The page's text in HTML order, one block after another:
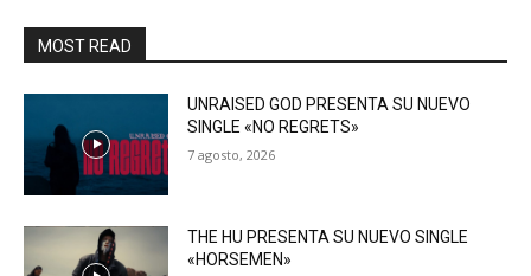
MOST READ
UNRAISED GOD PRESENTA SU NUEVO
SINGLE «NO REGRETS»
7 agosto, 2026
THE HU PRESENTA SU NUEVO SINGLE
«HORSEMEN»